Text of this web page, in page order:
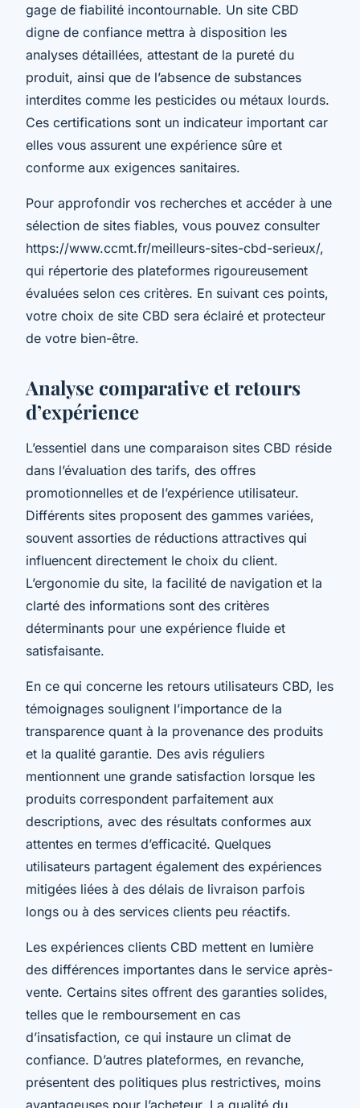
gage de fiabilité incontournable. Un site CBD
digne de confiance mettra à disposition les
analyses détaillées, attestant de la pureté du
produit, ainsi que de l’absence de substances
interdites comme les pesticides ou métaux lourds.
Ces certifications sont un indicateur important car
elles vous assurent une expérience sûre et
conforme aux exigences sanitaires.
Pour approfondir vos recherches et accéder à une
sélection de sites fiables, vous pouvez consulter
https://www.ccmt.fr/meilleurs-sites-cbd-serieux/,
qui répertorie des plateformes rigoureusement
évaluées selon ces critères. En suivant ces points,
votre choix de site CBD sera éclairé et protecteur
de votre bien-être.
Analyse comparative et retours
d’expérience
L’essentiel dans une comparaison sites CBD réside
dans l’évaluation des tarifs, des offres
promotionnelles et de l’expérience utilisateur.
Différents sites proposent des gammes variées,
souvent assorties de réductions attractives qui
influencent directement le choix du client.
L’ergonomie du site, la facilité de navigation et la
clarté des informations sont des critères
déterminants pour une expérience fluide et
satisfaisante.
En ce qui concerne les retours utilisateurs CBD, les
témoignages soulignent l’importance de la
transparence quant à la provenance des produits
et la qualité garantie. Des avis réguliers
mentionnent une grande satisfaction lorsque les
produits correspondent parfaitement aux
descriptions, avec des résultats conformes aux
attentes en termes d’efficacité. Quelques
utilisateurs partagent également des expériences
mitigées liées à des délais de livraison parfois
longs ou à des services clients peu réactifs.
Les expériences clients CBD mettent en lumière
des différences importantes dans le service après-
vente. Certains sites offrent des garanties solides,
telles que le remboursement en cas
d’insatisfaction, ce qui instaure un climat de
confiance. D’autres plateformes, en revanche,
présentent des politiques plus restrictives, moins
avantageuses pour l’acheteur. La qualité du